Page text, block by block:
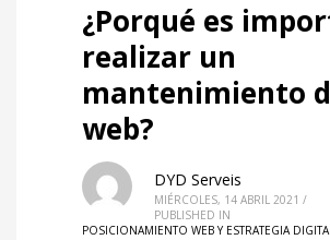
¿Porqué es
realizar un
mantenimiento
web?
DYD Serveis
MIÉRCOLES, 14 ABRIL 2021 /
PUBLISHED IN
POSICIONAMIENTO WEB Y ESTRATEGIA